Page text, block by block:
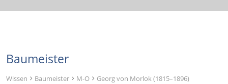
Baumeister
Wissen Baumeister M-O Georg von Morlok (1815–1896)